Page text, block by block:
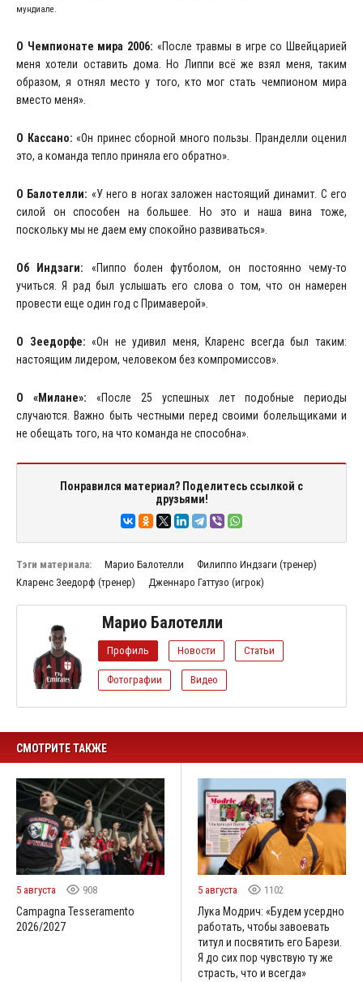
мундиале.
О Чемпионате мира 2006: «После травмы в игре со Швейцарией
меня хотели оставить дома. Но Липпи всё же взял меня, таким
образом, я отнял место у того, кто мог стать чемпионом мира
вместо меня».
О Кассано: «Он принес сборной много пользы. Пранделли оценил
это, а команда тепло приняла его обратно».
О Балотелли: «У него в ногах заложен настоящий динамит. С его
силой он способен на большее. Но это и наша вина тоже,
поскольку мы не даем ему спокойно развиваться».
Об Индзаги: «Пиппо болен футболом, он постоянно чему-то
учиться. Я рад был услышать его слова о том, что он намерен
провести еще один год с Примаверой».
О Зеедорфе: «Он не удивил меня, Кларенс всегда был таким:
настоящим лидером, человеком без компромиссов».
О «Милане»: «После 25 успешных лет подобные периоды
случаются. Важно быть честными перед своими болельщиками и
не обещать того, на что команда не способна».
Понравился материал? Поделитесь ссылкой с
друзьями!
Тэги материала: Марио Балотелли
Филиппо Индзаги (тренер)
Кларенс Зеедорф (тренер)
Дженнаро Гаттузо (игрок)
Марио Балотелли
Профиль Новости Статьи
Фотографии Видео
СМОТРИТЕ ТАКЖЕ
5 августа 908
Campagna Tesseramento
2026/2027
5 августа 1102
Лука Модрич: «Будем усердно
работать, чтобы завоевать
титул и посвятить его Барези.
Я до сих пор чувствую ту же
страсть, что и всегда»